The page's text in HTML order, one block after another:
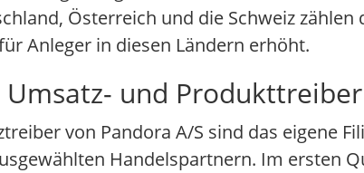
Österreich und die Schweiz
Anleger in diesen Ländern erhöht.
und
von Pandora A/S sind das eigene
Handelspartnern. Im ersten